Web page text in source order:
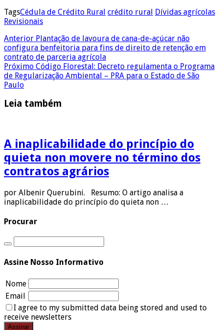
TagsCédula de Crédito Rural crédito rural Dívidas agrícolas
Revisionais
Anterior Plantação de lavoura de cana-de-açúcar não
configura benfeitoria para fins de direito de retenção em
contrato de parceria agrícola
Próximo Código Florestal: Decreto regulamenta o Programa
de Regularização Ambiental – PRA para o Estado de São
Paulo
Leia também
A inaplicabilidade do princípio do
quieta non movere no término dos
contratos agrários
por Albenir Querubini. Resumo: O artigo analisa a
inaplicabilidade do princípio do quieta non …
Procurar
Assine Nosso Informativo
Nome
Email
I agree to my submitted data being stored and used to
receive newsletters